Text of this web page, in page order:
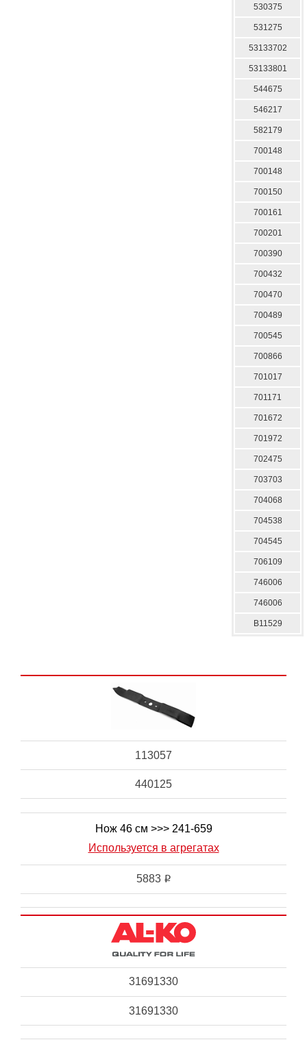
530375
531275
53133702
53133801
544675
546217
582179
700148
700148
700150
700161
700201
700390
700432
700470
700489
700545
700866
701017
701171
701672
701972
702475
703703
704068
704538
704545
706109
746006
746006
B11529
113057
440125
Нож 46 см >>> 241-659
Используется в агрегатах
5883 i
31691330
31691330